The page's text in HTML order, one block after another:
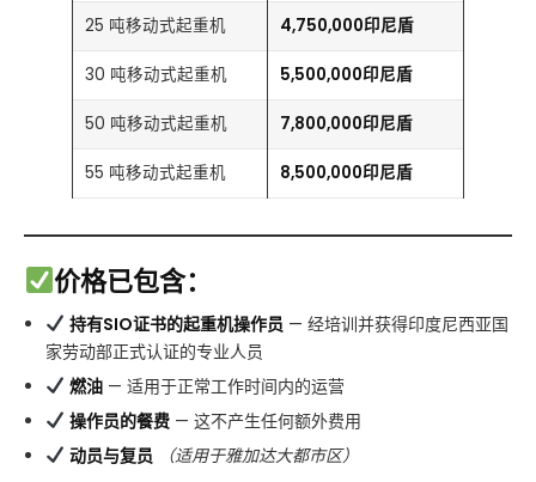
25 吨移动式起重机 4,750,000印尼盾
30 吨移动式起重机 5,500,000印尼盾
50 吨移动式起重机 7,800,000印尼盾
55 吨移动式起重机 8,500,000印尼盾
价格已包含：
持有SIO证书的起重机操作员— 经培训并获得印度尼西亚国
家劳动部正式认证的专业人员
燃油— 适用于正常工作时间内的运营
操作员的餐费— 这不产生任何额外费用
动员与复员
（适用于雅加达大都市区）